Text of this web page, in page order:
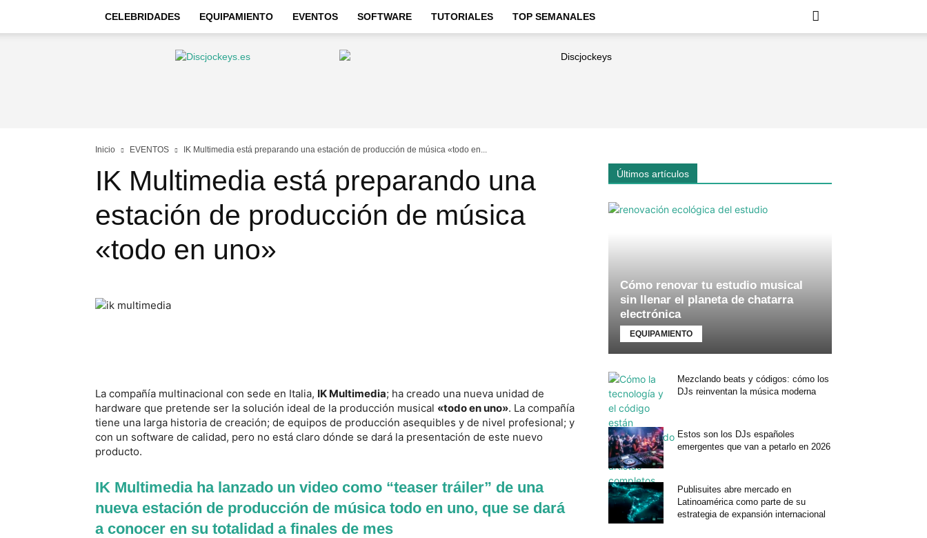
CELEBRIDADES EQUIPAMIENTO EVENTOS SOFTWARE TUTORIALES TOP SEMANALES
Discjockeys
Inicio EVENTOS IK Multimedia está preparando una estación de producción de música «todo en...
IK Multimedia está preparando una
estación de producción de música
«todo en uno»
La compañía multinacional con sede en Italia, IK Multimedia; ha creado una nueva unidad de
hardware que pretende ser la solución ideal de la producción musical «todo en uno». La compañía
tiene una larga historia de creación; de equipos de producción asequibles y de nivel profesional; y
con un software de calidad, pero no está claro dónde se dará la presentación de este nuevo
producto.
IK Multimedia ha lanzado un video como “teaser tráiler” de una
nueva estación de producción de música todo en uno, que se dará
a conocer en su totalidad a finales de mes
Últimos artículos
Cómo renovar tu estudio musical
sin llenar el planeta de chatarra
electrónica
EQUIPAMIENTO
Mezclando beats y códigos: cómo los
DJs reinventan la música moderna
Estos son los DJs españoles
emergentes que van a petarlo en 2026
Publisuites abre mercado en
Latinoamérica como parte de su
estrategia de expansión internacional